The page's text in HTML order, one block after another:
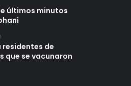
últimos minutos
residentes de
que se vacunaron